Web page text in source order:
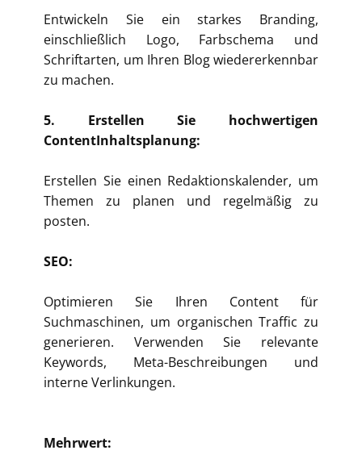
Entwickeln Sie ein starkes Branding,
einschließlich Logo, Farbschema und
Schriftarten, um Ihren Blog wiedererkennbar
zu machen.
5. Erstellen Sie hochwertigen
ContentInhaltsplanung:
Erstellen Sie einen Redaktionskalender, um
Themen zu planen und regelmäßig zu
posten.
SEO:
Optimieren Sie Ihren Content für
Suchmaschinen, um organischen Traffic zu
generieren. Verwenden Sie relevante
Keywords, Meta-Beschreibungen und
interne Verlinkungen.
Mehrwert: